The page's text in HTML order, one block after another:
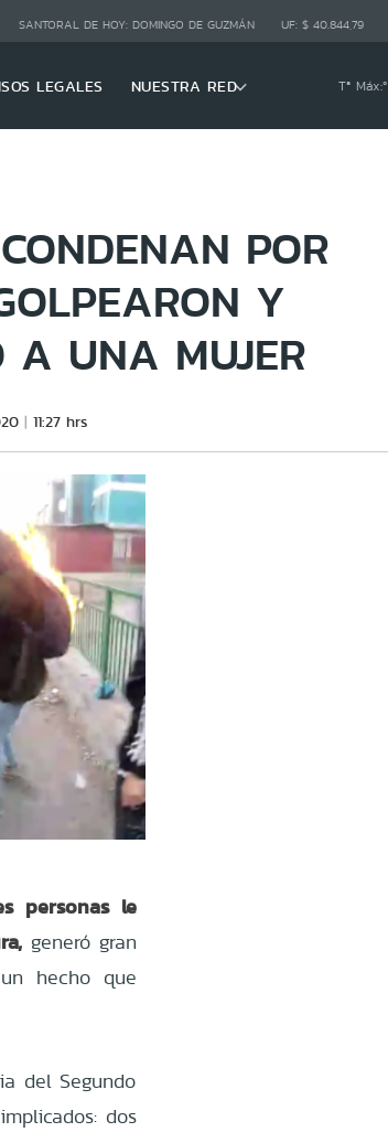
SANTORAL DE HOY: DOMINGO DE GUZMÁN UF: $ 40.844,79
LEGALES NUESTRA RED Tª Máx:º
POR
Y
A UNA MUJER
11:27 hrs
personas le
generó gran
hecho que
del Segundo
dos